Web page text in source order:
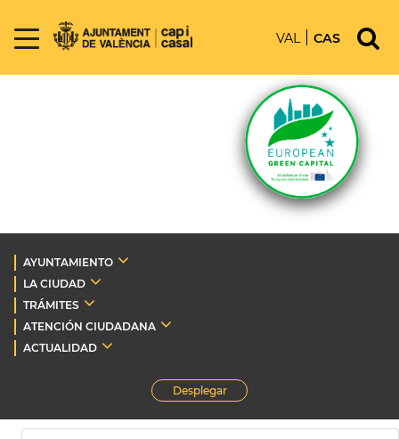
VAL CAS
AYUNTAMIENTO
LA CIUDAD
TRÁMITES
ATENCIÓN CIUDADANA
ACTUALIDAD
Desplegar